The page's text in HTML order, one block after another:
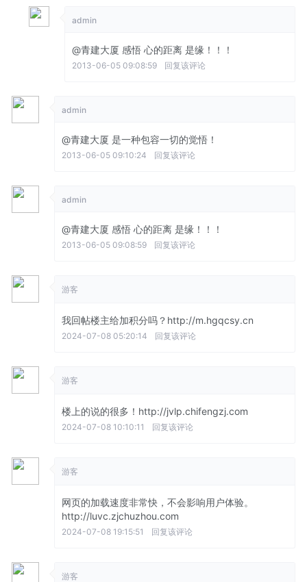
admin
@青建大厦 感悟 心的距离 是缘！！！
2013-06-05 09:08:59 回复该评论
admin
@青建大厦 是一种包容一切的觉悟！
2013-06-05 09:10:24 回复该评论
admin
@青建大厦 感悟 心的距离 是缘！！！
2013-06-05 09:08:59 回复该评论
游客
我回帖楼主给加积分吗？http://m.hgqcsy.cn
2024-07-08 05:20:14 回复该评论
游客
楼上的说的很多！http://jvlp.chifengzj.com
2024-07-08 10:10:11 回复该评论
游客
网页的加载速度非常快，不会影响用户体验。
http://luvc.zjchuzhou.com
2024-07-08 19:15:51 回复该评论
游客